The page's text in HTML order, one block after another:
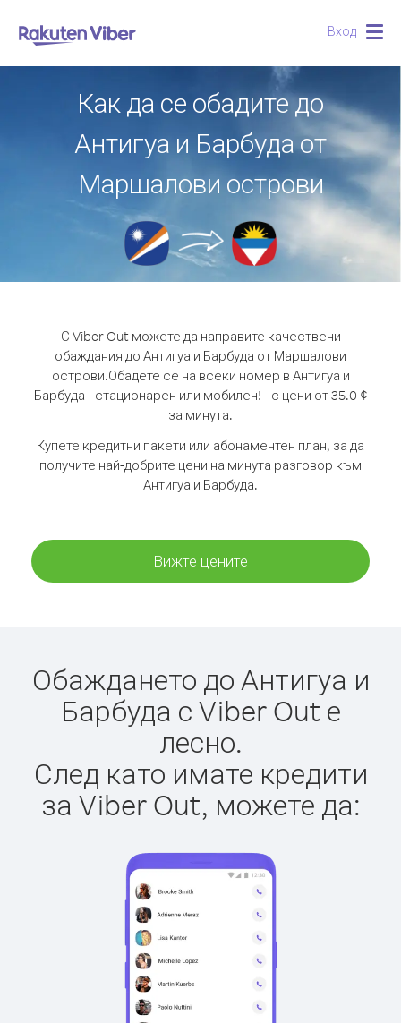
Вход
Как да се обадите до
Антигуа и Барбуда от
Маршалови острови
С Viber Out можете да направите качествени
обаждания до Антигуа и Барбуда от Маршалови
острови.Обадете се на всеки номер в Антигуа и
Барбуда - стационарен или мобилен! - с цени от 35.0 ¢
за минута.
Купете кредитни пакети или абонаментен план, за да
получите най-добрите цени на минута разговор към
Антигуа и Барбуда.
Вижте цените
Обаждането до Антигуа и
Барбуда с Viber Out е
лесно.
След като имате кредити
за Viber Out, можете да: